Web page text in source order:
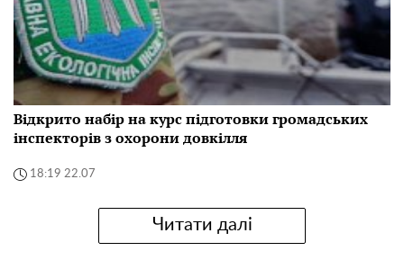
Відкрито набір на курс підготовки громадських
інспекторів з охорони довкілля
18:19 22.07
Читати далі